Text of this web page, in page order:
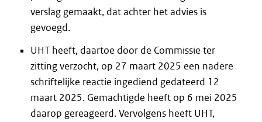
verslag gemaakt, dat achter het advies is
gevoegd.
UHT heeft, daartoe door de Commissie ter
zitting verzocht, op 27 maart 2025 een nadere
schriftelijke reactie ingediend gedateerd 12
maart 2025. Gemachtigde heeft op 6 mei 2025
daarop gereageerd. Vervolgens heeft UHT,